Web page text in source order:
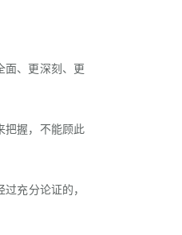
、更深刻、更
把握，不能顾此
充分论证的，